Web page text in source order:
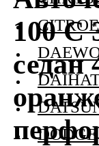
100 C
седан
DODGE